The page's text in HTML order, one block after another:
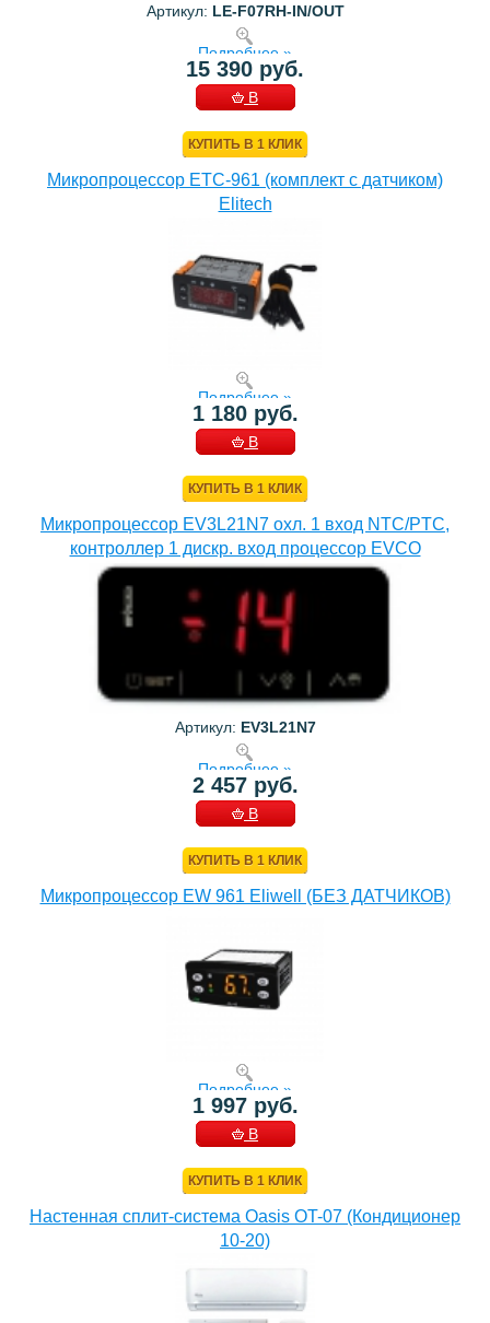
Артикул: LE-F07RH-IN/OUT
Подробнее »
15 390 руб.
В
КУПИТЬ В 1 КЛИК
Микропроцессор ETC-961 (комплект c датчиком)
Elitech
Подробнее »
1 180 руб.
В
КУПИТЬ В 1 КЛИК
Микропроцессор EV3L21N7 охл. 1 вход NTC/PTC,
контроллер 1 дискр. вход процессор EVCO
Артикул: EV3L21N7
Подробнее »
2 457 руб.
В
КУПИТЬ В 1 КЛИК
Микропроцессор EW 961 Eliwell (БЕЗ ДАТЧИКОВ)
Подробнее »
1 997 руб.
В
КУПИТЬ В 1 КЛИК
Настенная сплит-система Oasis OT-07 (Кондиционер
10-20)